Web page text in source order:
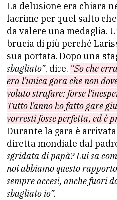
La delusione era chiara
lacrime per quel salto
da valere una medaglia.
brucia di più perché
sua portata. Dopo una
sbagliato”, dice. “So che
era l’unica gara che non
voluto strafare: forse
Tutto l’anno ho fatto gare
vorresti fosse perfetta, ed è
Durante la gara è
diretta mondiale dal
sgridata di papà? Lui sa
noi abbiamo questo
sempre accesi, anche fuori
sbagliato io”.